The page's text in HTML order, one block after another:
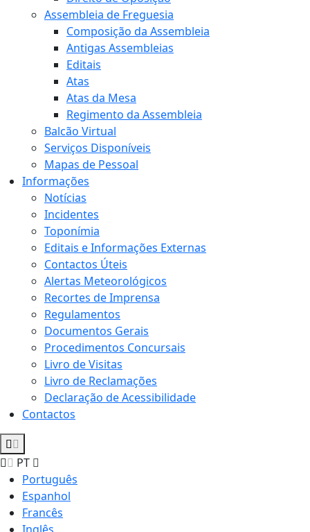
Assembleia de Freguesia
Composição da Assembleia
Antigas Assembleias
Editais
Atas
Atas da Mesa
Regimento da Assembleia
Balcão Virtual
Serviços Disponíveis
Mapas de Pessoal
Informações
Notícias
Incidentes
Toponímia
Editais e Informações Externas
Contactos Úteis
Alertas Meteorológicos
Recortes de Imprensa
Regulamentos
Documentos Gerais
Procedimentos Concursais
Livro de Visitas
Livro de Reclamações
Declaração de Acessibilidade
Contactos
PT
Português
Espanhol
Francês